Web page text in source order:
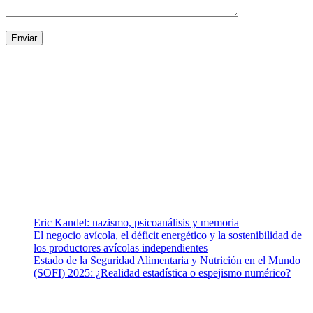
Eric Kandel: nazismo, psicoanálisis y memoria
El negocio avícola, el déficit energético y la sostenibilidad de
los productores avícolas independientes
Estado de la Seguridad Alimentaria y Nutrición en el Mundo
(SOFI) 2025: ¿Realidad estadística o espejismo numérico?